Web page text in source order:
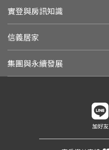
實登與房訊知識
信義居家
集團與永續發展
加好友